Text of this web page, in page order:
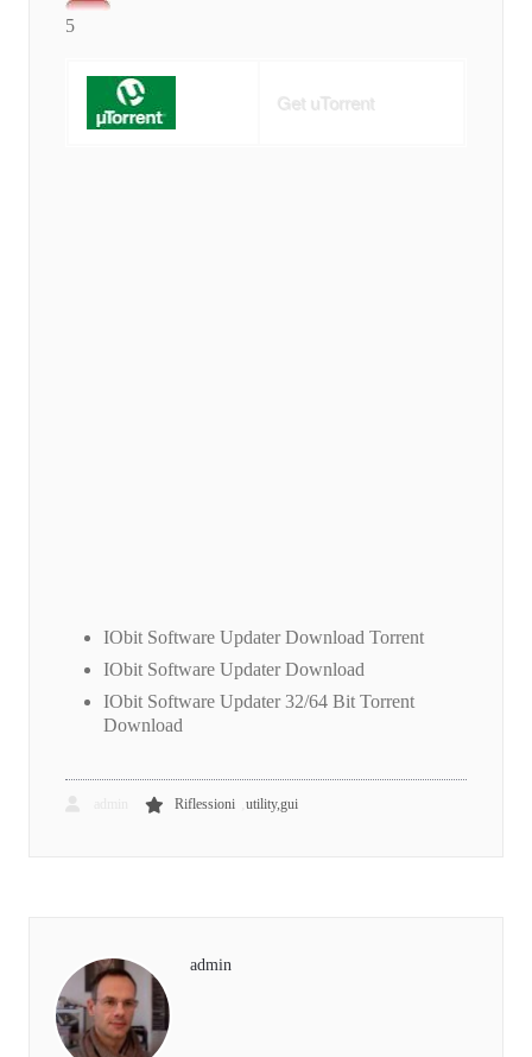
5
Get uTorrent
IObit Software Updater Download Torrent
IObit Software Updater Download
IObit Software Updater 32/64 Bit Torrent
Download
Riflessioni utility,gui
admin